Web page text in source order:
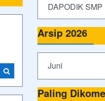
DAPODIK
Arsip 2026
Juni
Paling